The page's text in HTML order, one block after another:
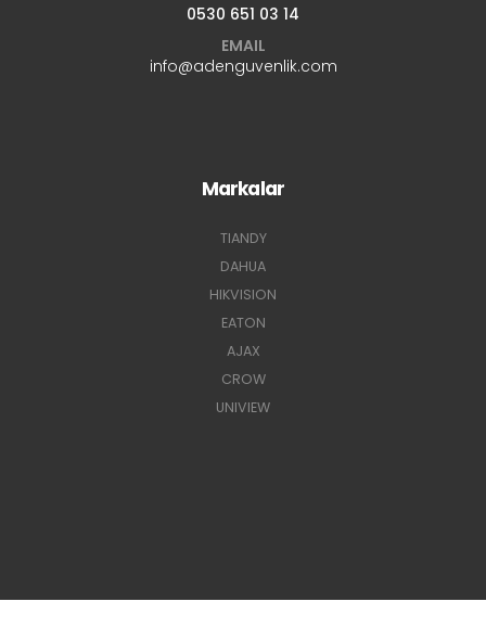
0530 651 03 14
EMAIL
info@adenguvenlik.com
Markalar
TIANDY
DAHUA
HIKVISION
EATON
AJAX
CROW
UNIVIEW